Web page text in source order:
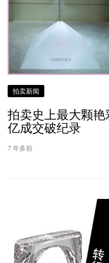
拍卖新闻
拍卖史上最大颗
亿成交破纪录
7 年多前